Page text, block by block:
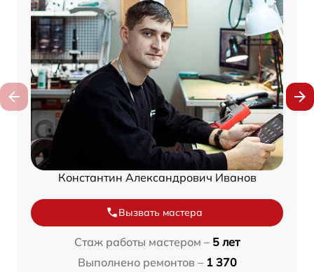
Константин Александрович Иванов
Вызвать мастера
Стаж работы мастером – 5 лет
Выполнено ремонтов – 1 370